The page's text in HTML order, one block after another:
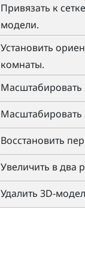
Привязать к
модели.
Установить
комнаты.
Масштабировать
Масштабировать
Восстановить
Увеличить в два
Удалить 3D-